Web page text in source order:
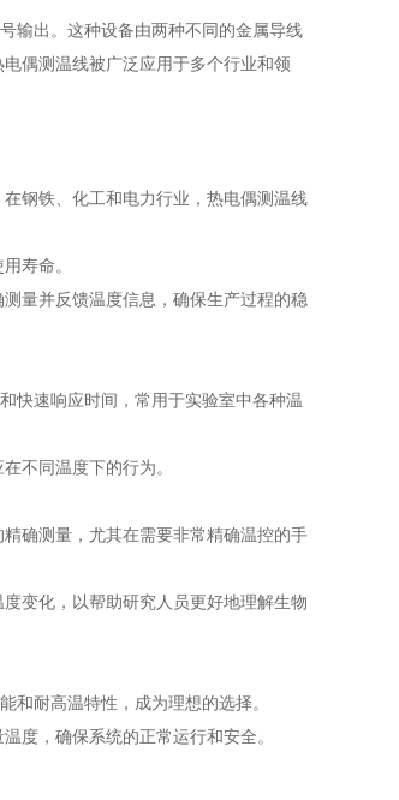
输出。这种设备由两种不同的金属导线
偶测温线被广泛应用于多个行业和领
钢铁、化工和电力行业，热电偶测温线
寿命。
量并反馈温度信息，确保生产过程的稳
速响应时间，常用于实验室中各种温
不同温度下的行为。
确测量，尤其在需要非常精确温控的手
变化，以帮助研究人员更好地理解生物
耐高温特性，成为理想的选择。
，确保系统的正常运行和安全。